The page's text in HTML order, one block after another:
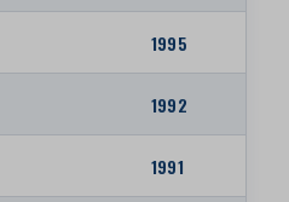
1995
1992
1991